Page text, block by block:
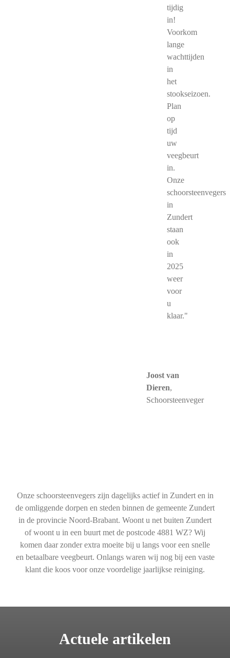
tijdig
in!
Voorkom
lange
wachttijden
in
het
stookseizoen.
Plan
op
tijd
uw
veegbeurt
in.
Onze
schoorsteenvegers
in
Zundert
staan
ook
in
2025
weer
voor
u
klaar."
Joost van
Dieren,
Schoorsteenveger
Onze schoorsteenvegers zijn dagelijks actief in Zundert en in
de omliggende dorpen en steden binnen de gemeente Zundert
in de provincie Noord-Brabant. Woont u net buiten Zundert
of woont u in een buurt met de postcode 4881 WZ? Wij
komen daar zonder extra moeite bij u langs voor een snelle
en betaalbare veegbeurt. Onlangs waren wij nog bij een vaste
klant die koos voor onze voordelige jaarlijkse reiniging.
Actuele artikelen